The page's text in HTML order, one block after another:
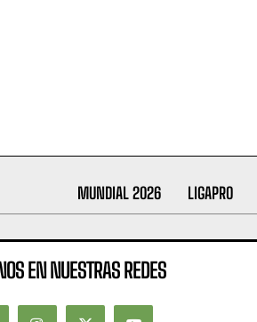
MUNDIAL 2026 LIGAPRO
EN NUESTRAS REDES